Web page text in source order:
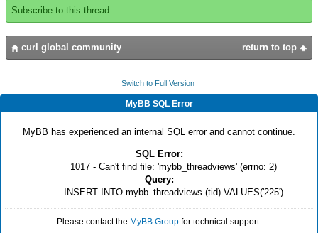
{return false}
}
Subscribe to this thread
return to top
curl global community
Switch to Full Version
MyBB SQL Error
MyBB has experienced an internal SQL error and cannot continue.
SQL Error:
1017 - Can't find file: 'mybb_threadviews' (errno: 2)
Query:
INSERT INTO mybb_threadviews (tid) VALUES('225')
Please contact the MyBB Group for technical support.